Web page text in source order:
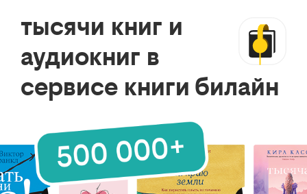
тысячи книг и
аудиокниг в
сервисе книги билайн